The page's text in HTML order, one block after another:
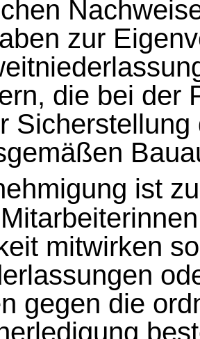
zur
die bei der
ist
mitwirken
gegen die